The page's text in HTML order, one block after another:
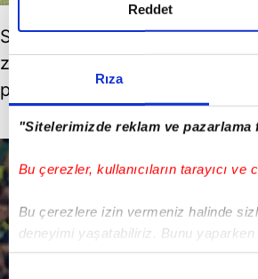
Rıza
"Sitelerimizde reklam ve pazarlama
Bu çerezler, kullanıcıların tarayıcı ve
Bu çerezlere izin vermeniz halinde
deneyimi yaşatabiliriz. Bunu
içerikleri sunabilmek adına elimizden
Reddet
Sarı-lacivertliler zorlu
zirveye çıkmanın hesaplarını
peşe geldi.